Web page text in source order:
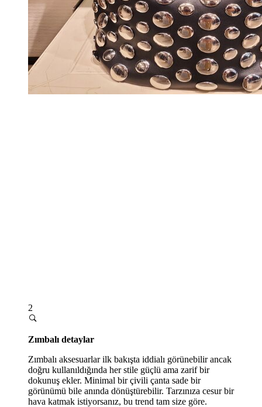
2
Zımbalı detaylar
Zımbalı aksesuarlar ilk bakışta iddialı görünebilir ancak
doğru kullanıldığında her stile güçlü ama zarif bir
dokunuş ekler. Minimal bir çivili çanta sade bir
görünümü bile anında dönüştürebilir. Tarzınıza cesur bir
hava katmak istiyorsanız, bu trend tam size göre.